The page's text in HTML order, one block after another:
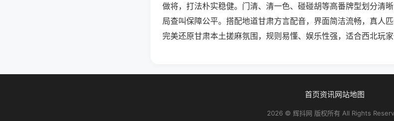
做将，打法朴实稳健。门清、清一色、碰碰胡等高番牌型划分清
局查叫保障公平。搭配地道甘肃方言配音，界面简洁流畅，真人
完美还原甘肃本土搓麻氛围，规则易懂、娱乐性强，适合西北玩家
首页资讯网站地图
2026 © 辉抖网 版权所有 All Rights